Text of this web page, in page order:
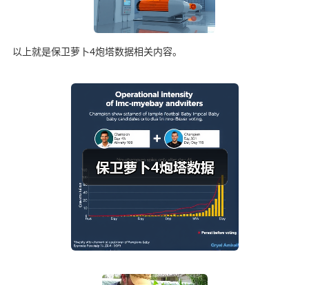
以上就是保卫萝卜4炮塔数据相关内容。